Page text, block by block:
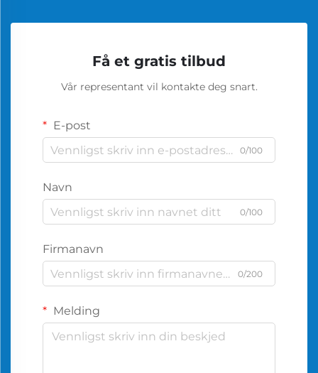
Få et gratis tilbud
Vår representant vil kontakte deg snart.
E-post
0/100
Navn
0/100
Firmanavn
0/200
Melding